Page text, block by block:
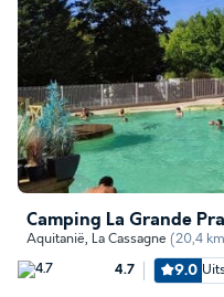
Camping La Grande
Aquitanië, La Cassagne (20,4
4.7 9.0